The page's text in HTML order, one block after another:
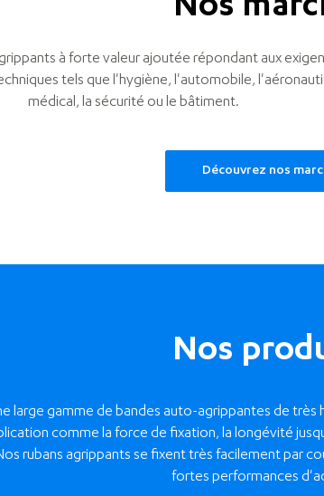
Nos
à forte valeur ajoutée répondant aux
tels que l'hygiène, l'automobile,
médical, la sécurité ou le bâtiment.
Découvrez nos
Nos
large gamme de bandes auto-agrippantes de
comme la force de fixation, la longévité
rubans agrippants se fixent très facilement par
fortes performances